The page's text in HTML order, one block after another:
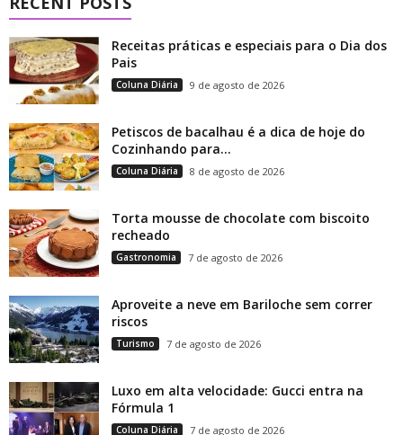
Receitas práticas e especiais para o Dia dos
Pais
Coluna Diária 9 de agosto de 2026
Petiscos de bacalhau é a dica de hoje do
Cozinhando para...
Coluna Diária 8 de agosto de 2026
Torta mousse de chocolate com biscoito
recheado
Gastronomia 7 de agosto de 2026
Aproveite a neve em Bariloche sem correr
riscos
Turismo 7 de agosto de 2026
Luxo em alta velocidade: Gucci entra na
Fórmula 1
Coluna Diária 7 de agosto de 2026